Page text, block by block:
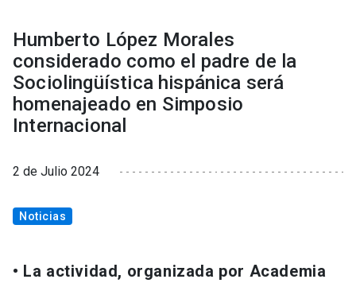
Humberto López Morales
considerado como el padre de la
Sociolingüística hispánica será
homenajeado en Simposio
Internacional
2 de Julio 2024
Noticias
• La actividad, organizada por Academia